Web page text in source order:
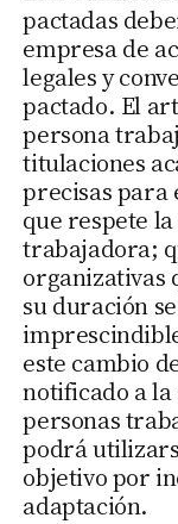
pactadas
empresa de
legales y
pactado. El
persona
titulaciones
precisas
que respete
trabajadora;
organizativas
su duración
este cambio
notificado a
personas
podrá
objetivo por
adaptación.